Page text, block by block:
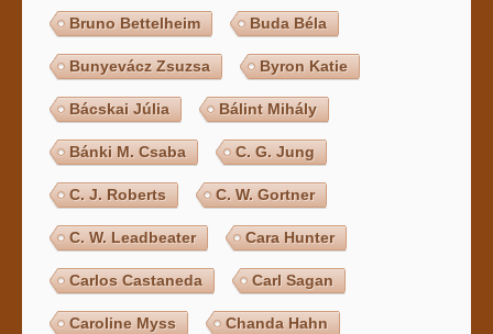
Bruno Bettelheim Buda Béla
Bunyevácz Zsuzsa Byron Katie
Bácskai Júlia Bálint Mihály
Bánki M. Csaba C. G. Jung
C. J. Roberts C. W. Gortner
C. W. Leadbeater Cara Hunter
Carlos Castaneda Carl Sagan
Caroline Myss Chanda Hahn